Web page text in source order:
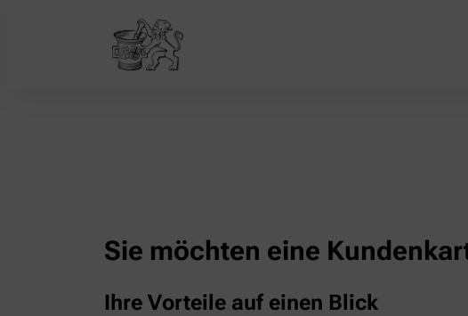
Sie möchten eine
Ihre Vorteile auf einen Blick